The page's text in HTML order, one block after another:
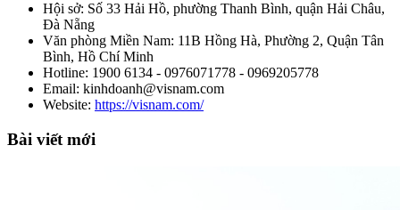
Hội sở: Số 33 Hải Hồ, phường Thanh Bình, quận Hải Châu,
Đà Nẵng
Văn phòng Miền Nam: 11B Hồng Hà, Phường 2, Quận Tân
Bình, Hồ Chí Minh
Hotline: 1900 6134 - 0976071778 - 0969205778
Email: kinhdoanh@visnam.com
Website: https://visnam.com/
Bài viết mới